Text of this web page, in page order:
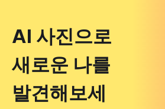
AI 사진으로
새로운 나를
발견해보세